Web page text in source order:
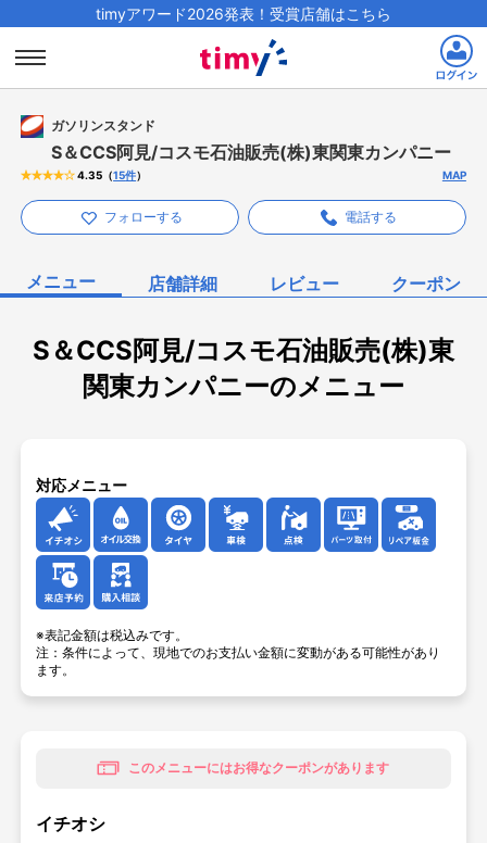
timyアワード2026発表！受賞店舗はこちら
ガソリンスタンド
S＆CCS阿見/コスモ石油販売(株)東関東カンパニー
4.35 （15件） MAP
フォローする 電話する
メニュー 店舗詳細 レビュー クーポン
S＆CCS阿見/コスモ石油販売(株)東
関東カンパニーのメニュー
対応メニュー
イチオシ オイル交換タイヤ 車検 点検 パーツ取付
来店予約
※表記金額は税込みです。
注：条件によって、現地でのお支払い金額に変動がある可能性があり
ます。
このメニューにはお得なクーポンがあります
イチオシ